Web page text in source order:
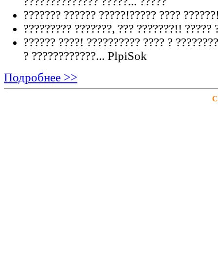
??????? ?????? ?????!????? ????
????????? ???????, ??? ???????!!
?????? ????! ?????????? ???? ?
? ????????????... PlpiSok
Подробнее >>